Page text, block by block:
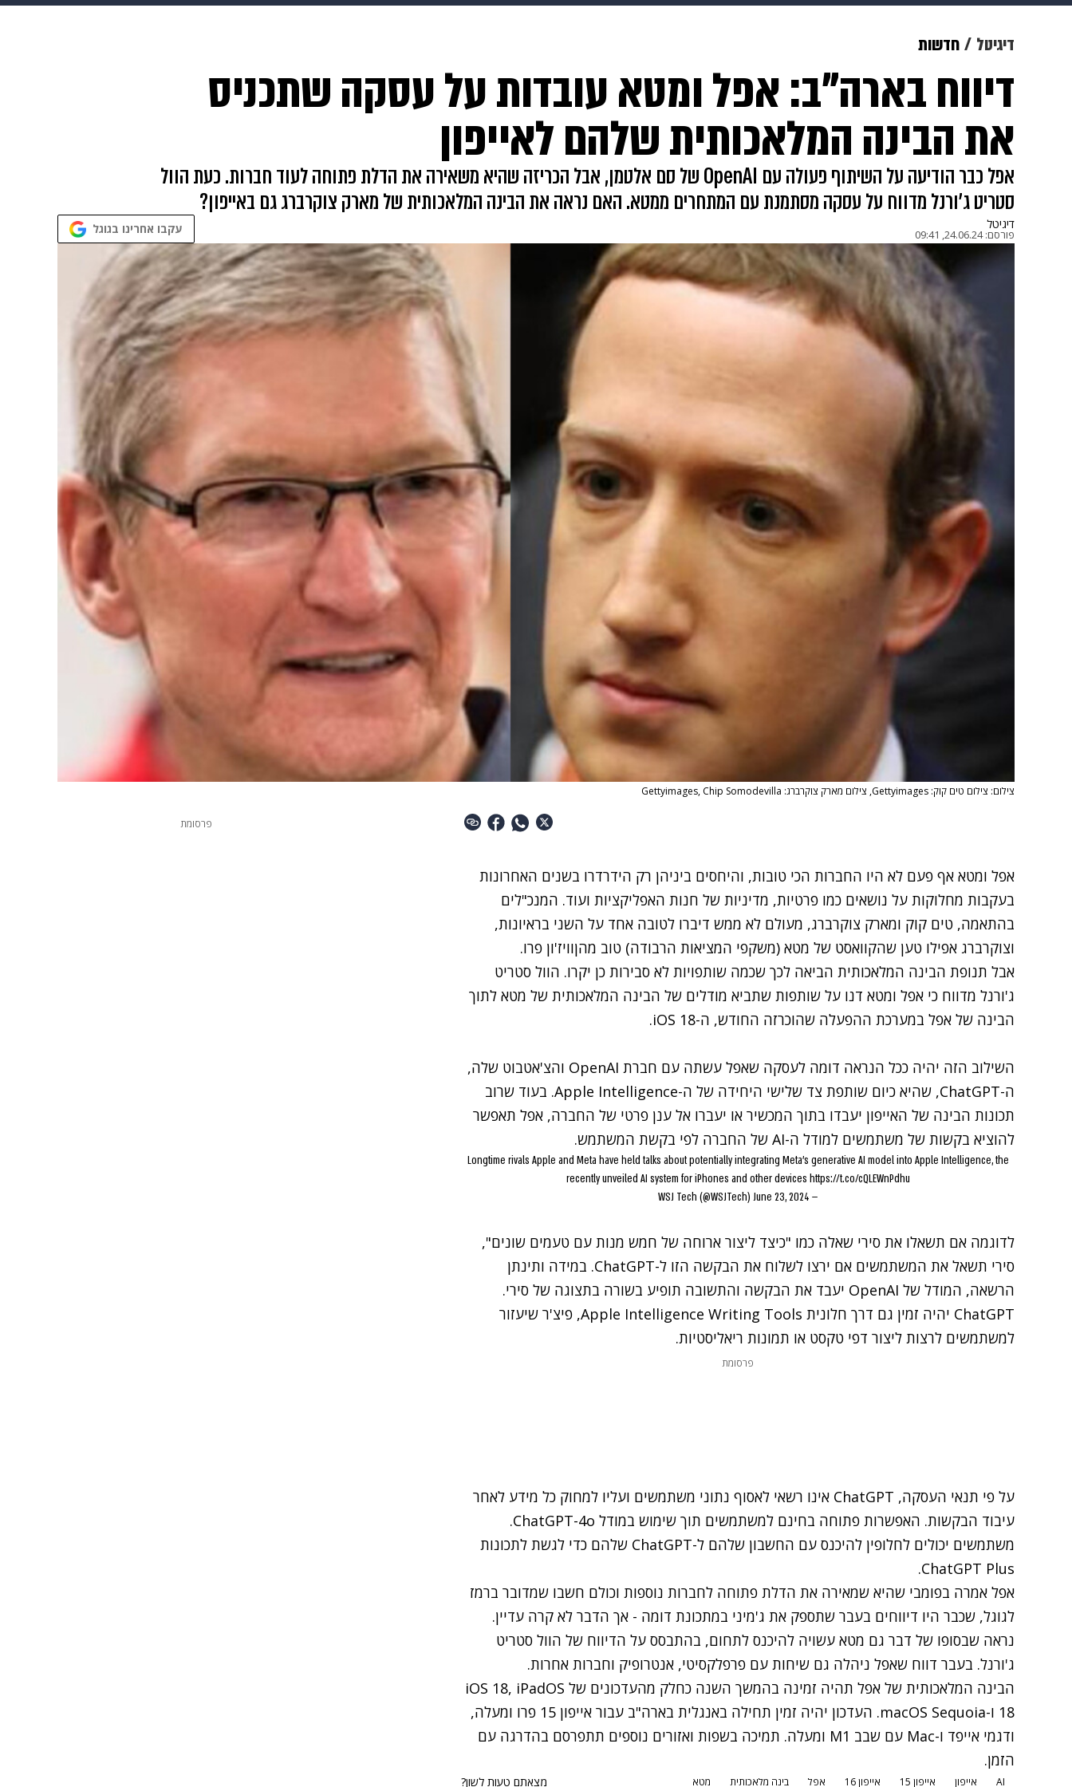
תרבות
גאווה משפט תשעה חודשים מתכונים פרויקטים מיוחדים
דיגיטל חדשות
דיווח בארה"ב: אפל ומטא עובדות על עסקה שתכניס
את הבינה המלאכותית שלהם לאייפון
אפל כבר הודיעה על השיתוף פעולה עם OpenAI של סם אלטמן, אבל הכריזה שהיא משאירה את הדלת פתוחה לעוד חברות. כעת הוול
סטריט ג'ורנל מדווח על עסקה מסתמנת עם המתחרים ממטא. האם נראה את הבינה המלאכותית של מארק צוקרברג גם באייפון?
דיגיטל
פורסם:24.06.24, 09:41 עקבו אחרינו בגוגל
צילום: צילום טים קוק: Gettyimages, צילום מארק צוקרברג: Gettyimages, Chip Somodevilla
אפל ומטא אף פעם לא היו החברות הכי טובות, והיחסים ביניהן רק הידרדרו בשנים האחרונות
בעקבות מחלוקות על נושאים כמו פרטיות, מדיניות של חנות האפליקציות ועוד. המנכ"לים
בהתאמה, טים קוק ומארק צוקרברג, מעולם לא ממש דיברו לטובה אחד על השני בראיונות,
וצוקרברג אפילו טען שהקוואסט של מטא (משקפי המציאות הרבודה) טוב מהןוויז'ון פרו.
אבל תנופת הבינה המלאכותית הביאה לכך שכמה שותפויות לא סבירות כן יקרו. הוול סטריט
ג'ורנל מדווח כי אפל ומטא דנו על שותפות שתביא מודלים של הבינה המלאכותית של מטא לתוך
הבינה של אפל במערכת ההפעלה שהוכרזה החודש, ה-iOS 18.
השילוב הזה יהיה ככל הנראה דומה לעסקה שאפל עשתה עם חברת OpenAI והצ'אטבוט שלה,
ה-ChatGPT, שהיא כיום שותפת צד שלישי היחידה של ה-Apple Intelligence. בעוד שרוב
תכונות הבינה של האייפון יעבדו בתוך המכשיר או יעברו אל ענן פרטי של החברה, אפל תאפשר
להוציא בקשות של משתמשים למודל ה-AI של החברה לפי בקשת המשתמש.
Longtime rivals Apple and Meta have held talks about potentially integrating Meta’s generative AI model into Apple Intelligence, the
recently unveiled AI system for iPhones and other devices https://t.co/cQLEWnPdhu
— WSJ Tech (@WSJTech)
June 23, 2024
לדוגמה אם תשאלו את סירי שאלה כמו "כיצד ליצור ארוחה של חמש מנות עם טעמים שונים",
סירי תשאל את המשתמשים אם ירצו לשלוח את הבקשה הזו ל-ChatGPT. במידה ותינתן
הרשאה, המודל של OpenAI יעבד את הבקשה והתשובה תופיע בשורה בתצוגה של סירי.
ChatGPT יהיה זמין גם דרך חלונית Apple Intelligence Writing Tools, פיצ'ר שיעזור
למשתמשים לרצות ליצור דפי טקסט או תמונות ריאליסטיות.
פרסומת
על פי תנאי העסקה, ChatGPT אינו רשאי לאסוף נתוני משתמשים ועליו למחוק כל מידע לאחר
עיבוד הבקשות. האפשרות פתוחה בחינם למשתמשים תוך שימוש במודל ChatGPT-4o.
משתמשים יכולים לחלופין להיכנס עם החשבון שלהם ל-ChatGPT שלהם כדי לגשת לתכונות
ChatGPT Plus.
אפל אמרה בפומבי שהיא שמאירה את הדלת פתוחה לחברות נוספות וכולם חשבו שמדובר ברמז
לגוגל, שכבר היו דיווחים בעבר שתספק את ג'מיני במתכונת דומה - אך הדבר לא קרה עדיין.
נראה שבסופו של דבר גם מטא עשויה להיכנס לתחום, בהתבסס על הדיווח של הוול סטריט
ג'ורנל. בעבר דווח שאפל ניהלה גם שיחות עם פרפלקסיטי, אנטרופיק וחברות אחרות.
הבינה המלאכותית של אפל תהיה זמינה בהמשך השנה כחלק מהעדכונים של iOS 18, iPadOS
18 ו-macOS Sequoia. העדכון יהיה זמין תחילה באנגלית בארה"ב עבור אייפון 15 פרו ומעלה,
ודגמי אייפד ו-Mac עם שבב M1 ומעלה. תמיכה בשפות ואזורים נוספים תתפרסם בהדרגה עם
הזמן.
AI אייפון אייפון 15 אייפון 16 אפל בינה מלאכותית מטא מצאתם טעות לשון?
פרסומת